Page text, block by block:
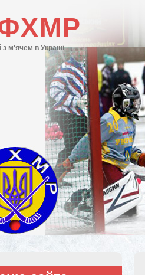
з м'ячем в Україні